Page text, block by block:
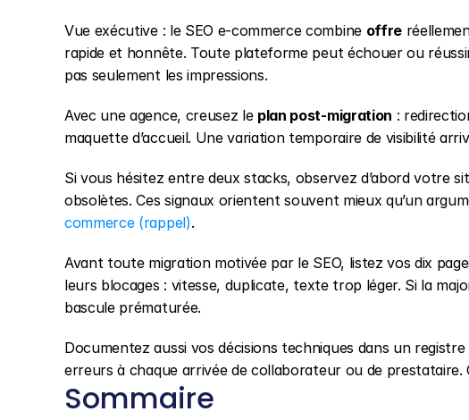
Vue exécutive : le SEO e-commerce combine offre
rapide et honnête. Toute plateforme peut échouer ou
pas seulement les impressions.
Avec une agence, creusez le plan post-migration :
maquette d’accueil. Une variation temporaire de visibilité
Si vous hésitez entre deux stacks, observez d’abord votre
obsolètes. Ces signaux orientent souvent mieux qu’un
commerce (rappel).
Avant toute migration motivée par le SEO, listez vos dix
leurs blocages : vitesse, duplicate, texte trop léger. Si la
bascule prématurée.
Documentez aussi vos décisions techniques dans un
erreurs à chaque arrivée de collaborateur ou de prestataire.
Sommaire